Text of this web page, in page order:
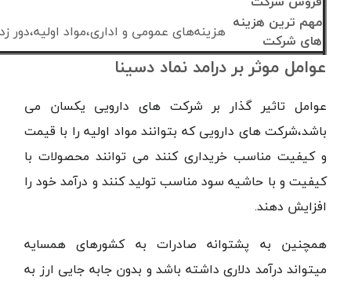
مهم ترین هزینه
های شرکت
هزینه‌های عمومی و اداری،مواد اولیه،دور
عوامل موثر بر درامد نماد دسینا
عوامل تاثیر گذار بر شرکت های دارویی یکسان می
باشد،شرکت های دارویی که بتوانند مواد اولیه را با قیمت
و کیفیت مناسب خریداری کنند می توانند محصولات با
کیفیت و با حاشیه سود مناسب تولید کنند و درآمد خود را
افزایش دهند.
همچنین به پشتوانه صادرات به کشورهای همسایه
میتواند درآمد دلاری داشته باشد و بدون جابه جایی ارز به